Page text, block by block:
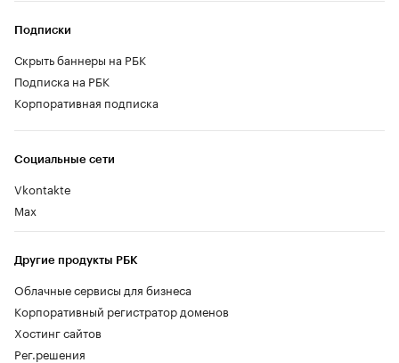
Социальные сети
Vkontakte
Max
Другие продукты РБК
Облачные сервисы для бизнеса
Корпоративный регистратор доменов
Хостинг сайтов
Рег.решения
Подписки
Скрыть баннеры на РБК
Подписка на РБК
Корпоративная подписка